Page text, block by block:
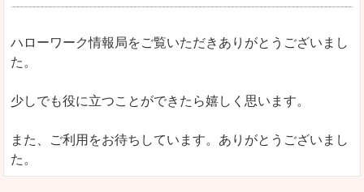
ハローワーク情報局をご覧いただきありがとうございまし
た。
少しでも役に立つことができたら嬉しく思います。
また、ご利用をお待ちしています。ありがとうございまし
た。